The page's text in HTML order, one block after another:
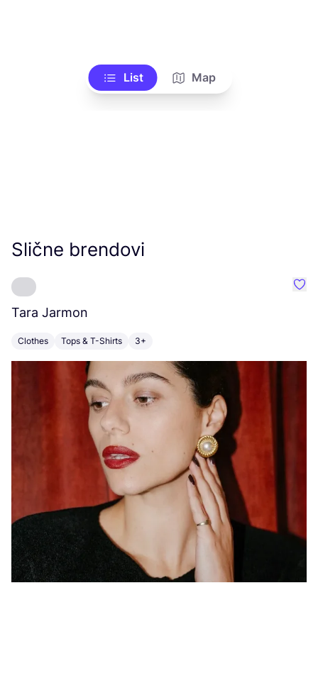
List Map
Slične brendovi
Tara Jarmon
Clothes Tops & T-Shirts 3+